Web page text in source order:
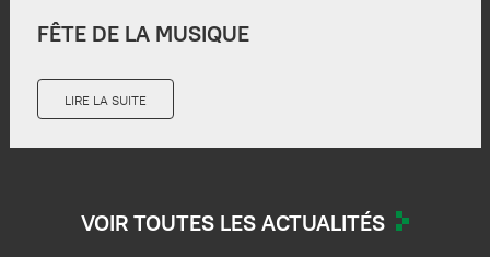
FÊTE DE LA MUSIQUE
LIRE LA SUITE
VOIR TOUTES LES ACTUALITÉS